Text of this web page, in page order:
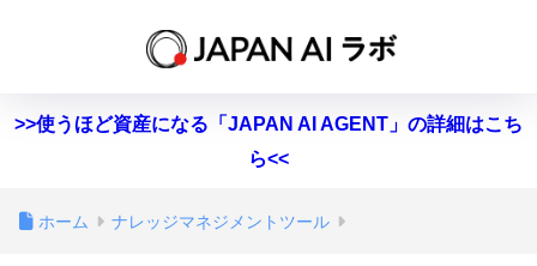
>>使うほど資産になる「JAPAN AI AGENT」の詳細はこち
ら<<
ホーム ナレッジマネジメントツール